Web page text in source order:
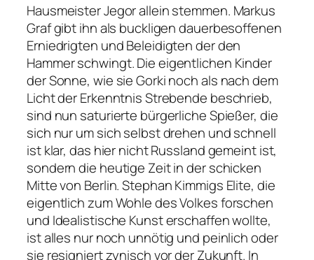
Hausmeister Jegor allein stemmen. Markus
Graf gibt ihn als buckligen dauerbesoffenen
Erniedrigten und Beleidigten der den
Hammer schwingt. Die eigentlichen Kinder
der Sonne, wie sie Gorki noch als nach dem
Licht der Erkenntnis Strebende beschrieb,
sind nun saturierte bürgerliche Spießer, die
sich nur um sich selbst drehen und schnell
ist klar, das hier nicht Russland gemeint ist,
sondern die heutige Zeit in der schicken
Mitte von Berlin. Stephan Kimmigs Elite, die
eigentlich zum Wohle des Volkes forschen
und Idealistische Kunst erschaffen wollte,
ist alles nur noch unnötig und peinlich oder
sie resigniert zynisch vor der Zukunft. In